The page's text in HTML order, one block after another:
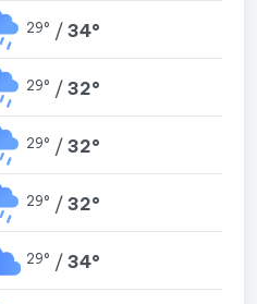
29° / 34°
29° / 32°
29° / 32°
29° / 32°
29° / 34°